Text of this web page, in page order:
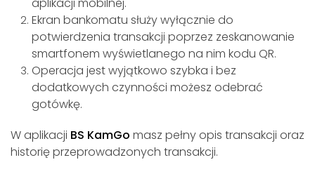
Ekran bankomatu służy wyłącznie do
potwierdzenia transakcji poprzez zeskanowanie
smartfonem wyświetlanego na nim kodu QR.
Operacja jest wyjątkowo szybka i bez
dodatkowych czynności możesz odebrać
gotówkę.
W aplikacji BS KamGo masz pełny opis transakcji oraz
historię przeprowadzonych transakcji.